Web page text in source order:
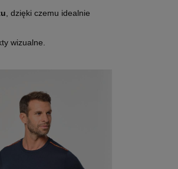
, dzięki czemu idealnie
wizualne.